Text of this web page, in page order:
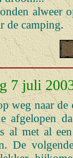
alweer
de camping.
7 juli
weg naar
afgelopen
al met al
De